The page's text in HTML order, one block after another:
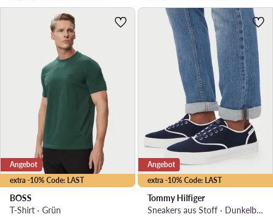
extra -10% Code: LAST
Angebot
BOSS
T-Shirt · Grün
extra -10% Code: LAST
Angebot
Tommy Hilfiger
Sneakers aus Stoff · Dunkelblau